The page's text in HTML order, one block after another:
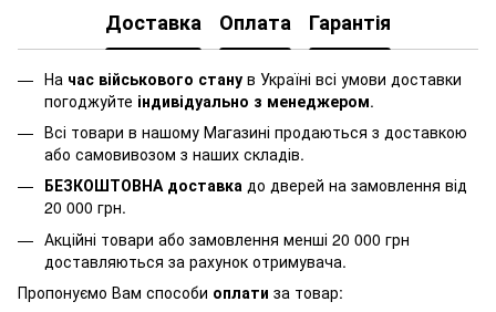
Доставка Оплата Гарантія
На час військового стану в Україні всі умови доставки
погоджуйте індивідуально з менеджером.
Всі товари в нашому Магазині продаються з доставкою
або самовивозом з наших складів.
БЕЗКОШТОВНА доставка до дверей на замовлення від
20 000 грн.
Акційні товари або замовлення менші 20 000 грн
доставляються за рахунок отримувача.
Пропонуємо Вам способи оплати за товар: